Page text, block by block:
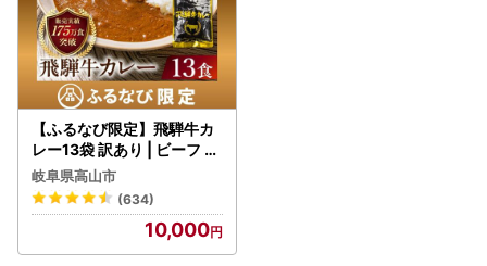
【ふるなび限定】飛騨牛カ
レー13袋 訳あり | ビーフ レ
トルト 訳あり DC006-CP
01 FN-Limited-VO
岐阜県高山市
(634)
10,000